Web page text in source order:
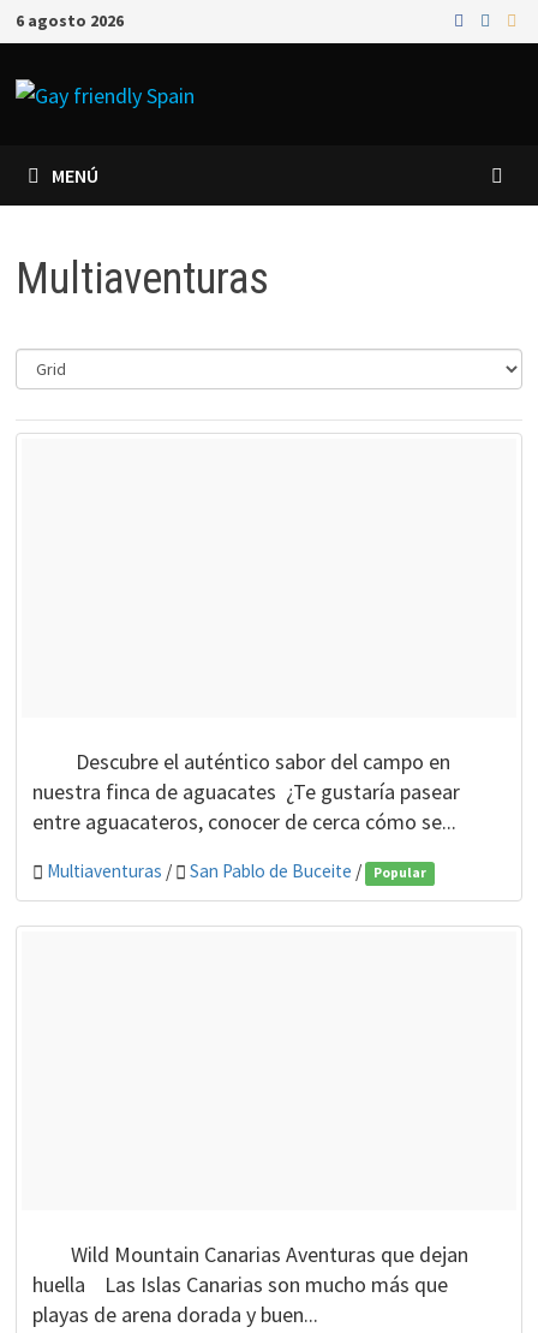
6 agosto 2026
MENÚ
Multiaventuras
Descubre el auténtico sabor del campo en
nuestra finca de aguacates ¿Te gustaría pasear
entre aguacateros, conocer de cerca cómo se...
Multiaventuras / San Pablo de Buceite / Popular
Wild Mountain Canarias Aventuras que dejan
huella Las Islas Canarias son mucho más que
playas de arena dorada y buen...